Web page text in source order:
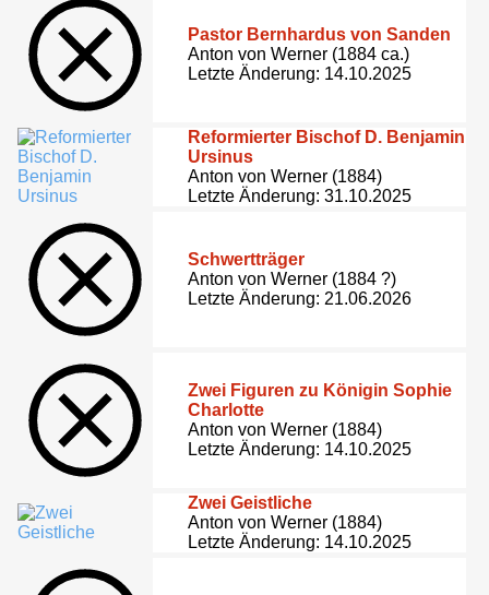
Pastor Bernhardus von Sanden
Anton von Werner (1884 ca.)
Letzte Änderung: 14.10.2025
Reformierter Bischof D. Benjamin
Ursinus
Anton von Werner (1884)
Letzte Änderung: 31.10.2025
Schwertträger
Anton von Werner (1884 ?)
Letzte Änderung: 21.06.2026
Zwei Figuren zu Königin Sophie
Charlotte
Anton von Werner (1884)
Letzte Änderung: 14.10.2025
Zwei Geistliche
Anton von Werner (1884)
Letzte Änderung: 14.10.2025